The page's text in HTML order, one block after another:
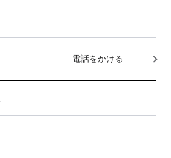
電話をかける